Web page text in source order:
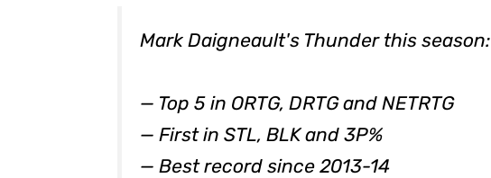
Mark Daigneault's Thunder this season:
— Top 5 in ORTG, DRTG and NETRTG
— First in STL, BLK and 3P%
— Best record since 2013-14